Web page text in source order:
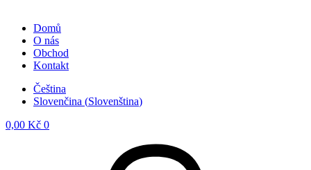
Domů
O nás
Obchod
Kontakt
Čeština
Slovenčina (Slovenština)
0,00 Kč 0